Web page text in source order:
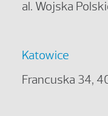
al. Wojska
Katowice
Francuska 34,